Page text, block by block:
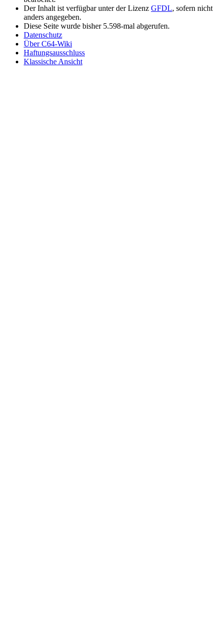
Der Inhalt ist verfügbar unter der Lizenz GFDL, sofern nicht
anders angegeben.
Diese Seite wurde bisher 5.598-mal abgerufen.
Datenschutz
Über C64-Wiki
Haftungsausschluss
Klassische Ansicht